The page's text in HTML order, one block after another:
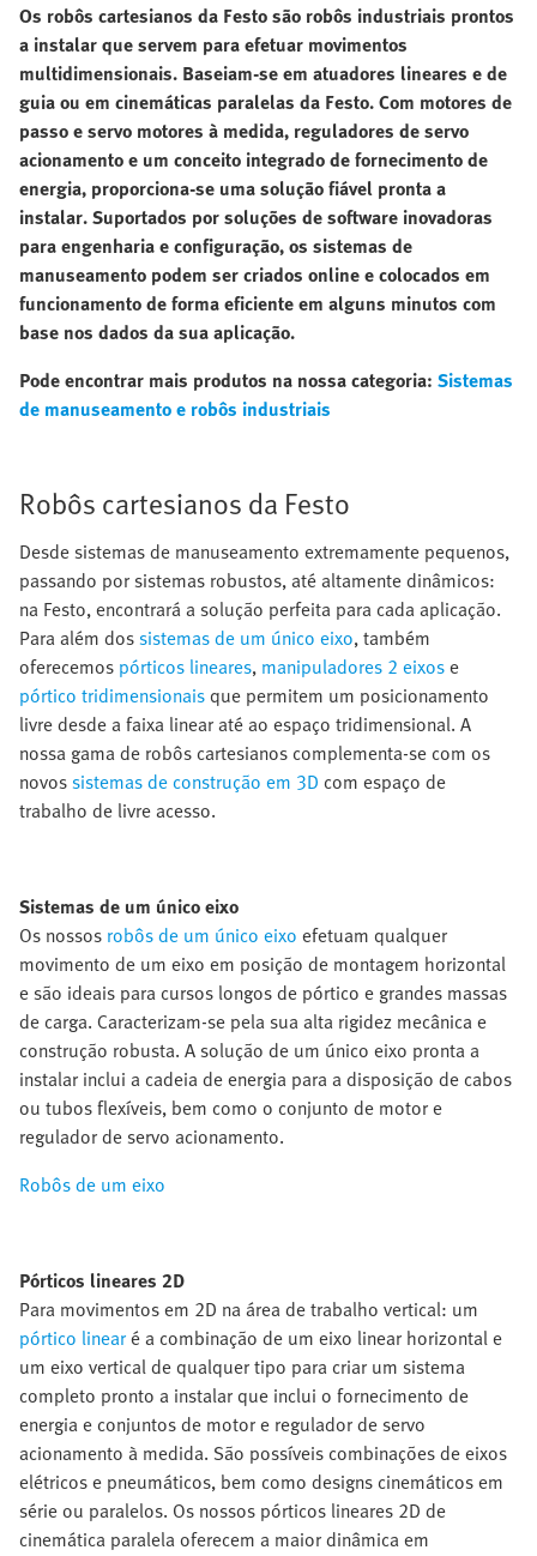
Os robôs cartesianos da Festo são robôs industriais prontos
a instalar que servem para efetuar movimentos
multidimensionais. Baseiam-se em atuadores lineares e de
guia ou em cinemáticas paralelas da Festo. Com motores de
passo e servo motores à medida, reguladores de servo
acionamento e um conceito integrado de fornecimento de
energia, proporciona-se uma solução fiável pronta a
instalar. Suportados por soluções de software inovadoras
para engenharia e configuração, os sistemas de
manuseamento podem ser criados online e colocados em
funcionamento de forma eficiente em alguns minutos com
base nos dados da sua aplicação.
Pode encontrar mais produtos na nossa categoria: Sistemas
de manuseamento e robôs industriais
Robôs cartesianos da Festo
Desde sistemas de manuseamento extremamente pequenos,
passando por sistemas robustos, até altamente dinâmicos:
na Festo, encontrará a solução perfeita para cada aplicação.
Para além dossistemas de um único eixo, também
oferecemos pórticos lineares, manipuladores 2 eixose
pórtico tridimensionaisque permitem um posicionamento
livre desde a faixa linear até ao espaço tridimensional. A
nossa gama de robôs cartesianos complementa-se com os
novossistemas de construção em 3D com espaço de
trabalho de livre acesso.
Sistemas de um único eixo
Os nossos robôs de um único eixo efetuam qualquer
movimento de um eixo em posição de montagem horizontal
e são ideais para cursos longos de pórtico e grandes massas
de carga. Caracterizam-se pela sua alta rigidez mecânica e
construção robusta. A solução de um único eixo pronta a
instalar inclui a cadeia de energia para a disposição de cabos
ou tubos flexíveis, bem como o conjunto de motor e
regulador de servo acionamento.
Robôs de um eixo
Pórticos lineares 2D
Para movimentos em 2D na área de trabalho vertical: um
pórtico linearé a combinação de um eixo linear horizontal e
um eixo vertical de qualquer tipo para criar um sistema
completo pronto a instalar que inclui o fornecimento de
energia e conjuntos de motor e regulador de servo
acionamento à medida. São possíveis combinações de eixos
elétricos e pneumáticos, bem como designs cinemáticos em
série ou paralelos. Os nossos pórticos lineares 2D de
cinemática paralela oferecem a maior dinâmica em